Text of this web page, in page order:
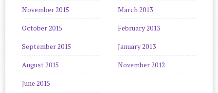
November 2015
October 2015
September 2015
August 2015
June 2015
March 2013
February 2013
January 2013
November 2012